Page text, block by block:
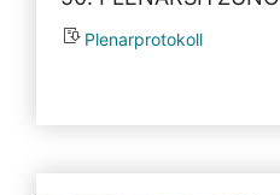
Plenarprotokoll